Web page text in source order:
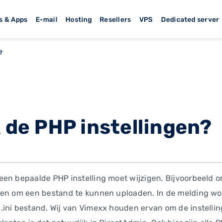
& Apps E-mail Hosting Resellers VPS Dedicated server
PHP instellingen?
bepaalde PHP instelling moet wijzigen. Bijvoorbeeld
om een bestand te kunnen uploaden. In de melding
bestand. Wij van Vimexx houden ervan om de